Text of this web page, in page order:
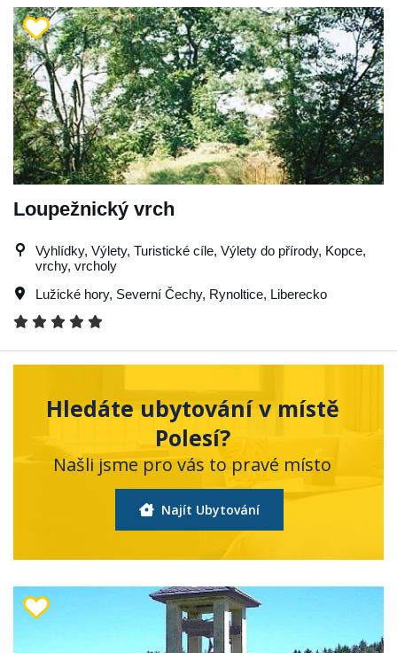
Loupežnický vrch
Vyhlídky, Výlety, Turistické cíle, Výlety do přírody, Kopce,
vrchy, vrcholy
Lužické hory, Severní Čechy, Rynoltice, Liberecko
Hledáte ubytování v místě
Polesí?
Našli jsme pro vás to pravé místo
Najít Ubytování